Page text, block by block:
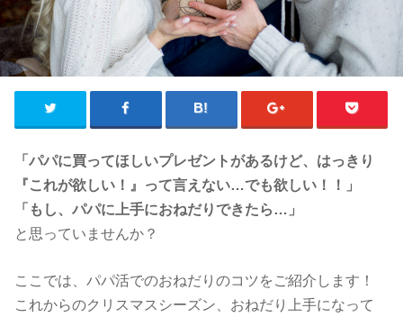
「パパに買ってほしいプレゼントがあるけど、はっきり
『これが欲しい！』って言えない…でも欲しい！！」
「もし、パパに上手におねだりできたら…」
と思っていませんか？
ここでは、パパ活でのおねだりのコツをご紹介します！
これからのクリスマスシーズン、おねだり上手になって